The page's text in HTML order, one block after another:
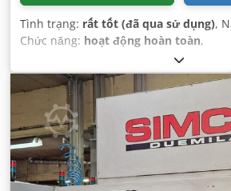
Tình trạng: rất tốt (đã qua sử dụng),
Chức năng: hoạt động hoàn toàn,